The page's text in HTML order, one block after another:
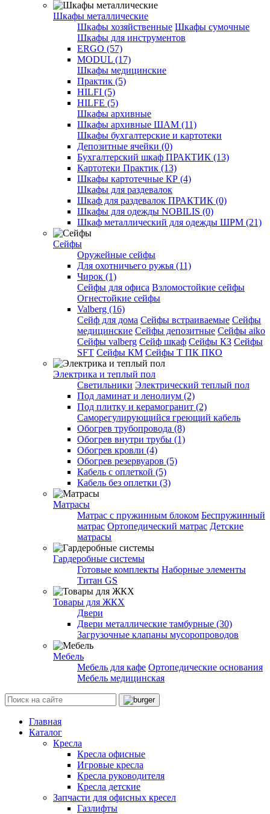
Шкафы металлические
Шкафы хозяйственные Шкафы сумочные
Шкафы для инструментов
ERGO (57)
MODUL (17)
Шкафы медицинские
Практик (5)
HILFI (5)
HILFE (5)
Шкафы архивные
Шкафы архивные ШАМ (11)
Шкафы бухгалтерские и картотеки
Депозитные ячейки (0)
Бухгалтерский шкаф ПРАКТИК (13)
Картотеки Практик (13)
Шкафы картотечные КР (4)
Шкафы для раздевалок
Шкаф для раздевалок ПРАКТИК (0)
Шкафы для одежды NOBILIS (0)
Шкаф металлический для одежды ШРМ (21)
Сейфы
Оружейные сейфы
Для охотничьего ружья (11)
Чирок (1)
Сейфы для офиса Взломостойкие сейфы
Огнестойкие сейфы
Valberg (16)
Cейф для дома Сейфы встраиваемые Сейфы
медицинские Сейфы депозитные Сейфы aiko
Сейфы valberg Сейф шкаф Сейфы КЗ Сейфы
SFT Сейфы КМ Сейфы Т ПК ПКО
Электрика и теплый пол
Светильники Электрический теплый пол
Под ламинат и ленолиум (2)
Под плитку и керамогранит (2)
Саморегулирующийся греющий кабель
Обогрев трубопровода (8)
Обогрев внутри трубы (1)
Обогрев кровли (4)
Обогрев резервуаров (5)
Кабель с оплеткой (5)
Кабель без оплетки (3)
Матрасы
Матрас с пружинным блоком Беспружинный
матрас Ортопедический матрас Детские
матрасы
Гардеробные системы
Готовые комплекты Наборные элементы
Титан GS
Товары для ЖКХ
Двери
Двери металлические тамбурные (30)
Загрузочные клапаны мусоропроводов
Мебель
Мебель для кафе Ортопедические основания
Мебель медицинская
Главная
Каталог
Кресла
Кресла офисные
Игровые кресла
Кресла руководителя
Кресла детские
Запчасти для офисных кресел
Газлифты